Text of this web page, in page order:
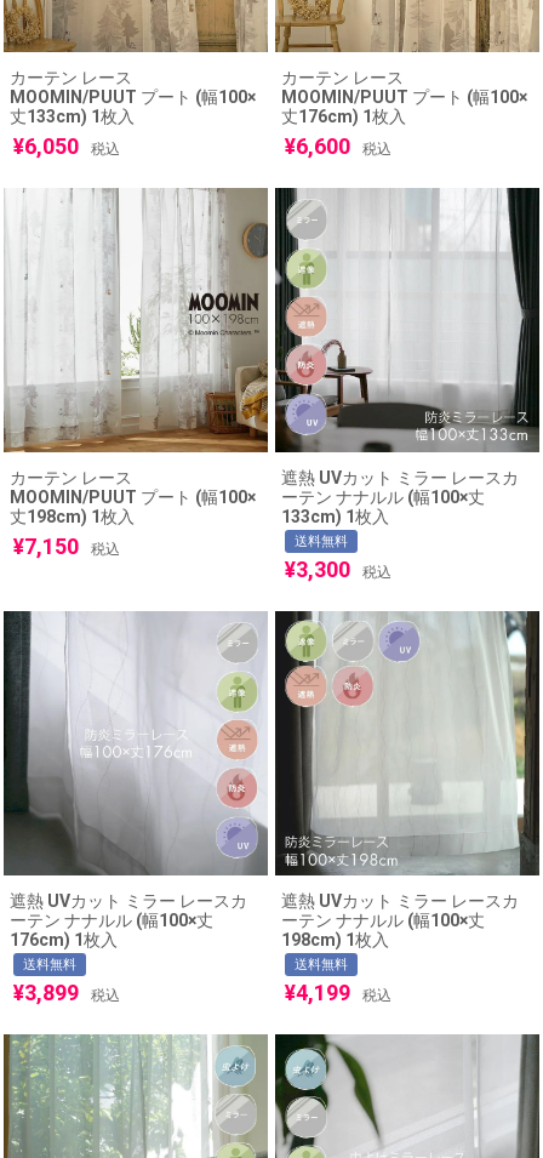
カーテン レース
MOOMIN/PUUT プート (幅100×
丈133cm) 1枚入
¥6,050 税込
カーテン レース
MOOMIN/PUUT プート (幅100×
丈176cm) 1枚入
¥6,600 税込
カーテン レース
MOOMIN/PUUT プート (幅100×
丈198cm) 1枚入
¥7,150 税込
遮熱 UVカット ミラー レースカ
ーテン ナナルル (幅100×丈
133cm) 1枚入
送料無料
¥3,300 税込
遮熱 UVカット ミラー レースカ
ーテン ナナルル (幅100×丈
176cm) 1枚入
送料無料
¥3,899 税込
遮熱 UVカット ミラー レースカ
ーテン ナナルル (幅100×丈
198cm) 1枚入
送料無料
¥4,199 税込